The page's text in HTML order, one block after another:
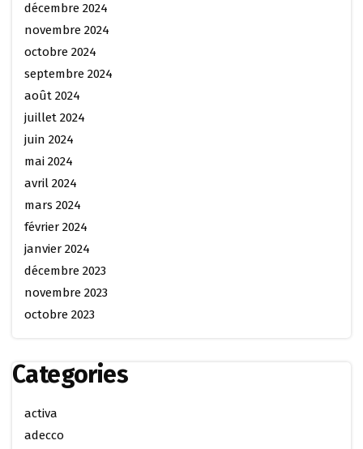
décembre 2024
novembre 2024
octobre 2024
septembre 2024
août 2024
juillet 2024
juin 2024
mai 2024
avril 2024
mars 2024
février 2024
janvier 2024
décembre 2023
novembre 2023
octobre 2023
Categories
activa
adecco